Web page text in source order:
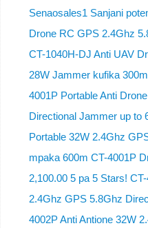
Senaosales1 Sanjani
Drone RC GPS 2.4Ghz
CT-1040H-DJ Anti UAV
28W Jammer kufika
4001P Portable Anti
Directional Jammer up to
Portable 32W 2.4Ghz
mpaka 600m CT-4001P
2,100.00 5 pa 5 Stars!
2.4Ghz GPS 5.8Ghz
4002P Anti Antione 32W